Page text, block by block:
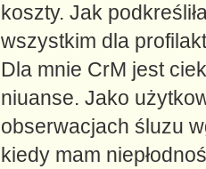
koszty. Jak
wszystkim dla
Dla mnie CrM jest
niuanse. Jako
obserwacjach śluzu
kiedy mam